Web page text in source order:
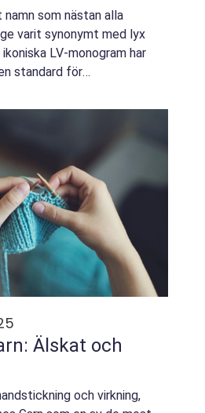
som nästan alla
varit synonymt med lyx
LV-monogram har
standard för
Älskat och
och virkning,